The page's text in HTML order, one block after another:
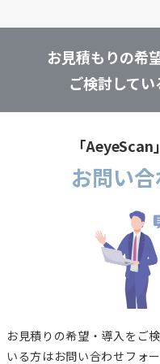
お見積もりの希
ご検討してい
「AeyeScan
お問い
お見積りの希望・導入をご
いる方はお問い合わせフォ